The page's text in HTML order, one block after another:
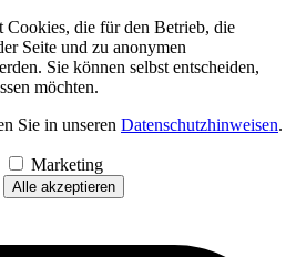
Cookies, die für den Betrieb, die
Seite und zu anonymen
Sie können selbst entscheiden,
möchten.
Sie in unseren Datenschutzhinweisen.
Marketing
Alle akzeptieren